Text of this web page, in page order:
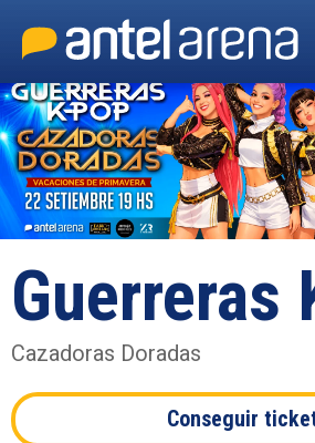
content
Buy
Tickets
Search
Guerreras
Cazadoras Doradas
Conseguir